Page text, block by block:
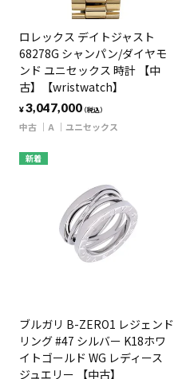
ロレックス デイトジャスト
68278G シャンパン/ダイヤモ
ンド ユニセックス 時計 【中
古】【wristwatch】
¥3,047,000（税込）
中古 A ユニセックス
新着
ブルガリ B-ZERO1 レジェンド
リング #47 シルバー K18ホワ
イトゴールド WG レディース
ジュエリー 【中古】